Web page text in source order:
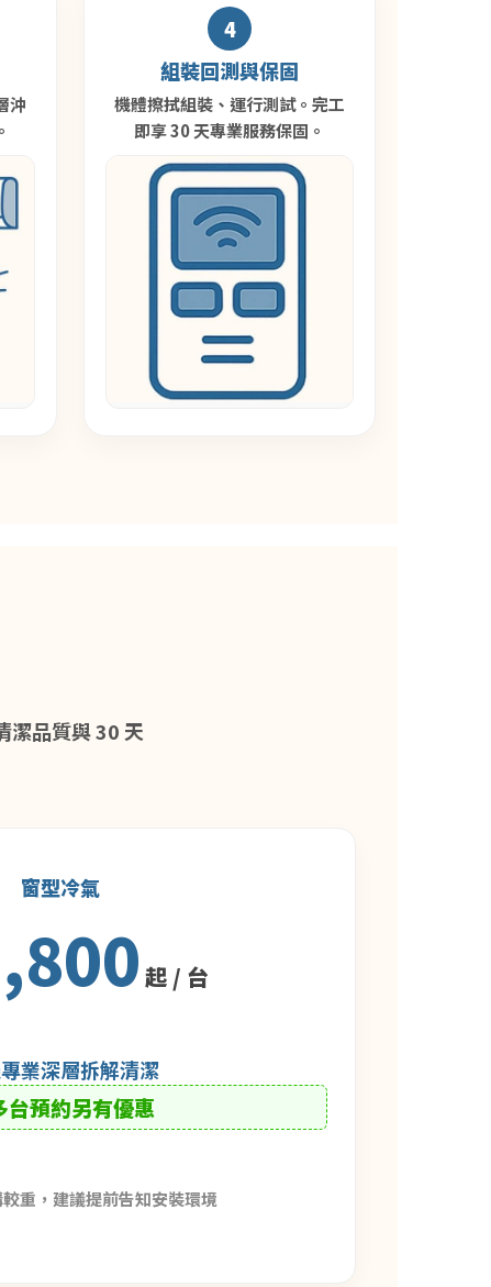
沖
4
組裝回測與保固
機體擦拭組裝、運行測試。完工
即享 30 天專業服務保固。
潔品質與 30 天
窗型冷氣
起 / 台
業深層拆解清潔
台預約另有優惠
重，建議提前告知安裝環境